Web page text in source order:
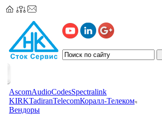
AscomAudioCodesSpectralink
KIRKTadiranTelecomКоралл-Телеком
Вендоры